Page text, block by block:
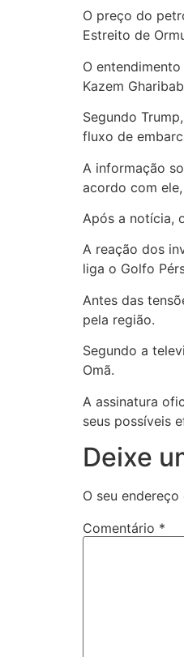
O preço do
Estreito de
O
Kazem
Segundo
fluxo de
A informação
acordo com
Após a notícia,
A reação dos
liga o Golfo
Antes das
pela região.
Segundo a
Omã.
A assinatura
seus possíveis
Deixe
O seu
Comentário *